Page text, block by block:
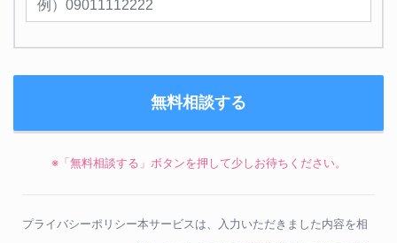
※「無料相談する」ボタンを押して少しお待ちください。
プライバシーポリシー本サービスは、入力いただきました内容を相